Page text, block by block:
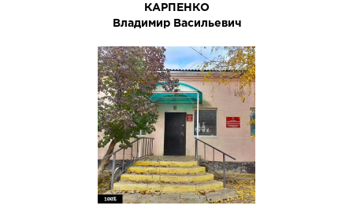
КАРПЕНКО
Владимир Васильевич